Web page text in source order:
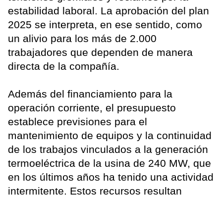
estabilidad laboral. La aprobación del plan
2025 se interpreta, en ese sentido, como
un alivio para los más de 2.000
trabajadores que dependen de manera
directa de la compañía.
Además del financiamiento para la
operación corriente, el presupuesto
establece previsiones para el
mantenimiento de equipos y la continuidad
de los trabajos vinculados a la generación
termoeléctrica de la usina de 240 MW, que
en los últimos años ha tenido una actividad
intermitente. Estos recursos resultan